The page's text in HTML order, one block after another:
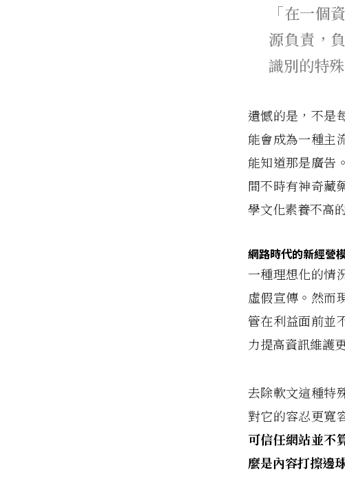
「在一個
源負責，
識別的特
遺憾的是，不是
能會成為一種主
能知道那是廣告
間不時有神奇藏
學文化素養不高
網路時代的新經營
一種理想化的情
虛假宣傳。然而
管在利益面前並
力提高資訊維護
去除軟文這種特
對它的容忍更寬
可信任網站並不
麼是內容打擦邊